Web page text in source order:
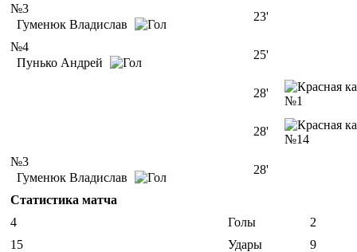
№3
Гуменюк Владислав
23'
№4
Пунько Андрей
25'
28'
№1
28'
№14
№3
Гуменюк Владислав
28'
Статистика матча
4
Голы
2
15
Удары 9